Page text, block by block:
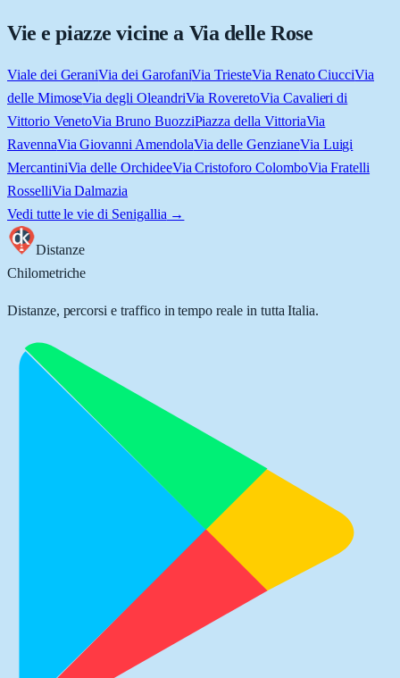
Vie e piazze vicine a Via delle Rose
Viale dei GeraniVia dei GarofaniVia TriesteVia Renato CiucciVia
delle MimoseVia degli OleandriVia RoveretoVia Cavalieri di
Vittorio VenetoVia Bruno BuozziPiazza della VittoriaVia
RavennaVia Giovanni AmendolaVia delle GenzianeVia Luigi
MercantiniVia delle OrchideeVia Cristoforo ColomboVia Fratelli
RosselliVia Dalmazia
Vedi tutte le vie di Senigallia →
Distanze
Chilometriche
Distanze, percorsi e traffico in tempo reale in tutta Italia.